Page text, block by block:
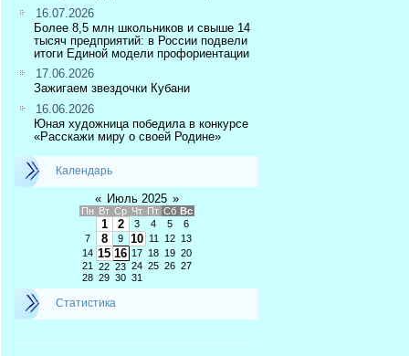
16.07.2026
Более 8,5 млн школьников и свыше 14
тысяч предприятий: в России подвели
итоги Единой модели профориентации
17.06.2026
Зажигаем звездочки Кубани
16.06.2026
Юная художница победила в конкурсе
«Расскажи миру о своей Родине»
Календарь
« Июль 2025 »
Пн Вт Ср Чт Пт Сб Вс
1 2 3 4 5
6
7
8 9 10 11 12
13
14 15 16 17 18 19 20
21
22 23 24 25 26 27
28 29 30 31
Статистика